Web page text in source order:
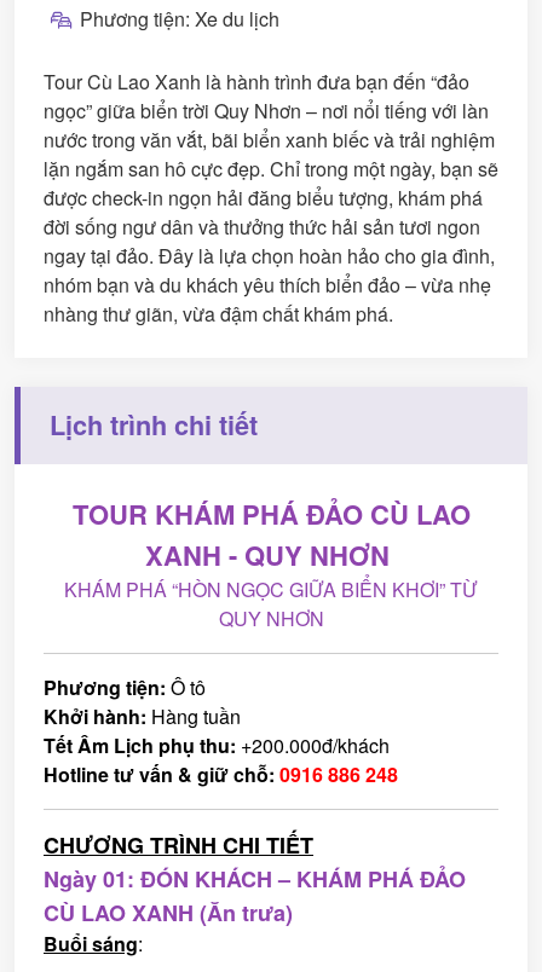
Phương tiện: Xe du lịch
Tour Cù Lao Xanh là hành trình đưa bạn đến “đảo
ngọc” giữa biển trời Quy Nhơn – nơi nổi tiếng với làn
nước trong văn vắt, bãi biển xanh biếc và trải nghiệm
lặn ngắm san hô cực đẹp. Chỉ trong một ngày, bạn sẽ
được check-in ngọn hải đăng biểu tượng, khám phá
đời sống ngư dân và thưởng thức hải sản tươi ngon
ngay tại đảo. Đây là lựa chọn hoàn hảo cho gia đình,
nhóm bạn và du khách yêu thích biển đảo – vừa nhẹ
nhàng thư giãn, vừa đậm chất khám phá.
Lịch trình chi tiết
TOUR KHÁM PHÁ ĐẢO CÙ LAO
XANH - QUY NHƠN
KHÁM PHÁ “HÒN NGỌC GIỮA BIỂN KHƠI” TỪ
QUY NHƠN
Phương tiện: Ô tô
Khởi hành: Hàng tuần
Tết Âm Lịch phụ thu: +200.000đ/khách
Hotline tư vấn & giữ chỗ: 0916 886 248
CHƯƠNG TRÌNH CHI TIẾT
Ngày 01: ĐÓN KHÁCH – KHÁM PHÁ ĐẢO
CÙ LAO XANH (Ăn trưa)
Buổi sáng: